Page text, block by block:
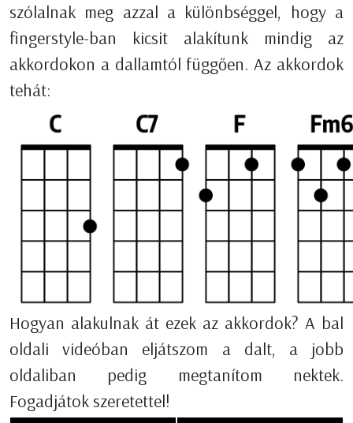
szólalnak meg azzal a különbséggel, hogy a
fingerstyle-ban kicsit alakítunk mindig az
akkordokon a dallamtól függően. Az akkordok
tehát:
Hogyan alakulnak át ezek az akkordok? A bal
oldali videóban eljátszom a dalt, a jobb
oldaliban pedig megtanítom nektek.
Fogadjátok szeretettel!